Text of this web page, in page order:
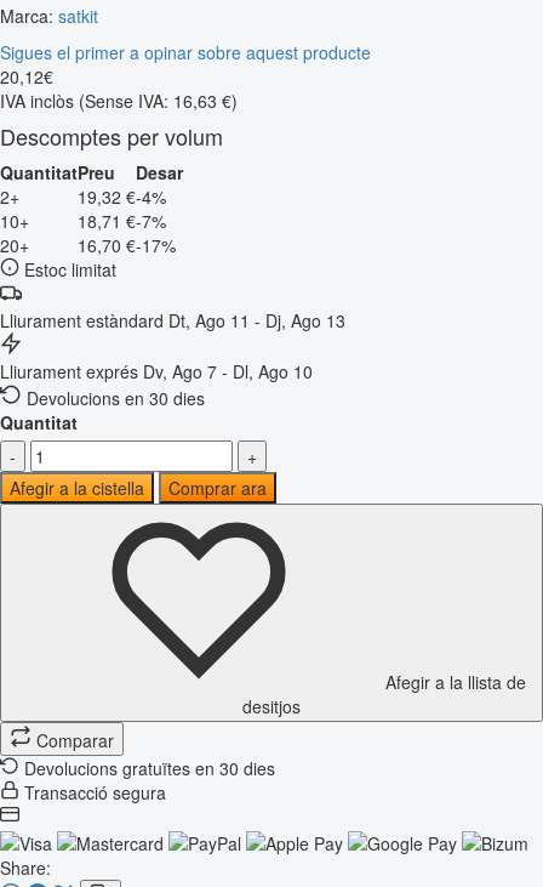
Marca: satkit
Sigues el primer a opinar sobre aquest producte
20,12€
IVA inclòs (Sense IVA: 16,63 €)
Descomptes per volum
QuantitatPreu
Desar
2+
19,32 €-4%
10+
18,71 €-7%
20+
16,70 €-17%
Estoc limitat
Lliurament estàndard Dt, Ago 11 - Dj, Ago 13
Lliurament exprés Dv, Ago 7 - Dl, Ago 10
Devolucions en 30 dies
Quantitat
-
+
Afegir a la cistella
Comprar ara
Afegir a la llista de
desitjos
Comparar
Devolucions gratuïtes en 30 dies
Transacció segura
Share: